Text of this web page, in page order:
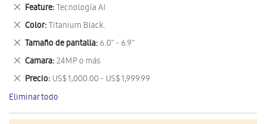
Feature Tecnología AI
Eliminar
este
artículo
Color Titanium Black.
Eliminar
este
artículo
Tamaño de pantalla 6.0" - 6.9"
Eliminar
este
artículo
Camara 24MP o más
Eliminar
este
artículo
Precio US$ 1,000.00 - US$ 1,999.99
Eliminar
este
artículo
Eliminar todo